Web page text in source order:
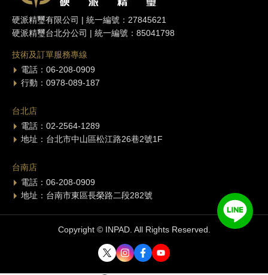
硬派精璽有限公司 | 統一編號：27845621
硬派精璽台北分公司 | 統一編號：85041798
技術及訂單服務專線
電話：06-208-0909
行動：0978-089-187
台北店
電話：02-2564-1289
地址：台北市中山區松江路26巷2號1F
台南店
電話：06-208-0909
地址：台南市東區長榮路二段282號
Copyright © INPAD. All Rights Reserved.